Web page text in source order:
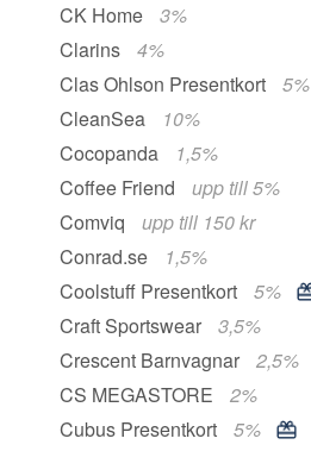
CK Home
3%
Clarins
4%
Clas Ohlson Presentkort
5%
CleanSea
10%
Cocopanda
1,5%
Coffee Friend
upp till 5%
Comviq
upp till 150 kr
Conrad.se
1,5%
Coolstuff Presentkort
5%
Craft Sportswear
3,5%
Crescent Barnvagnar
2,5%
CS MEGASTORE
2%
Cubus Presentkort
5%